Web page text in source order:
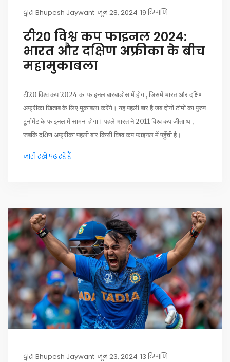
द्वाराBhupesh Jaywant जून 28, 2024 19 टिप्पणि
टी20 विश्व कप फाइनल 2024:
भारत और दक्षिण अफ्रीका के बीच
महामुकाबला
टी20 विश्व कप 2024 का फाइनल बारबाडोस में होगा, जिसमें भारत और दक्षिण
अफ्रीका खिताब के लिए मुकाबला करेंगे। यह पहली बार है जब दोनों टीमों का पुरुष
टूर्नामेंट के फाइनल में सामना होगा। पहले भारत ने 2011 विश्व कप जीता था,
जबकि दक्षिण अफ्रीका पहली बार किसी विश्व कप फाइनल में पहुँची है।
जारी रखें पढ़ रहे हैं
द्वाराBhupesh Jaywant जून 23, 2024 13 टिप्पणि